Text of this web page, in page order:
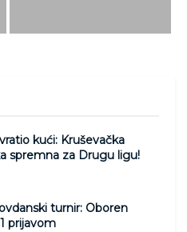
kući: Kruševačka
spremna za Drugu ligu!
turnir: Oboren
prijavom